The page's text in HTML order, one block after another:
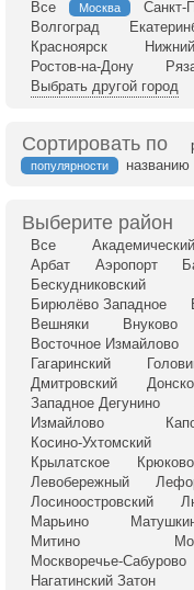
Все Москва Санкт-
Волгоград
Красноярск
Ростов-на-Дону
Выбрать другой город
Сортировать по
популярности названию
Выберите район
Все Академический
Арбат
Аэропорт
Бескудниковский
Бирюлёво Западное
Вешняки
Внуково
Восточное Измайлово
Гагаринский
Дмитровский
Западное Дегунино
Измайлово
Косино-Ухтомский
Крылатское
Крюково
Левобережный
Лосиноостровский
Марьино
Митино
Москворечье-Сабурово
Нагатинский Затон